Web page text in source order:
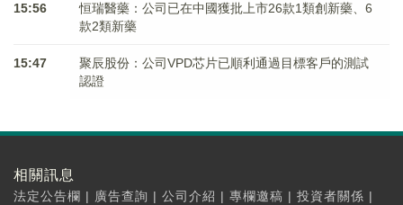
15:56
恒瑞醫藥：公司已在中國獲批上市26款1類創新藥、6
款2類新藥
15:47
聚辰股份：公司VPD芯片已順利通過目標客戶的測試
認證
相關訊息
法定公告欄 | 廣告查詢 | 公司介紹 | 專欄邀稿 | 投資者關係 |